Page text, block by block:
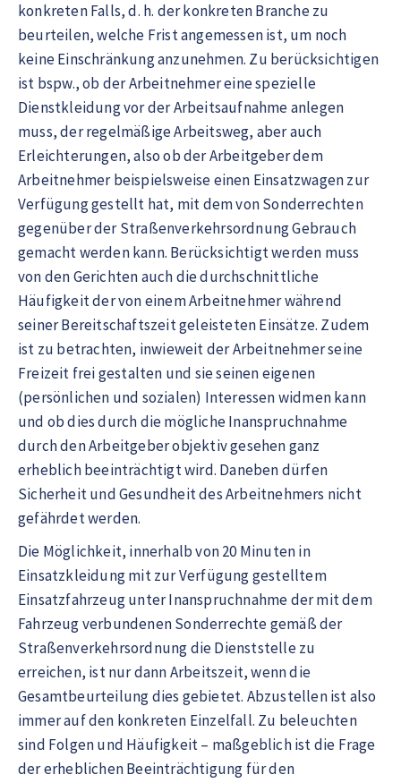
konkreten Falls, d. h. der konkreten Branche zu
beurteilen, welche Frist angemessen ist, um noch
keine Einschränkung anzunehmen. Zu berücksichtigen
ist bspw., ob der Arbeitnehmer eine spezielle
Dienstkleidung vor der Arbeitsaufnahme anlegen
muss, der regelmäßige Arbeitsweg, aber auch
Erleichterungen, also ob der Arbeitgeber dem
Arbeitnehmer beispielsweise einen Einsatzwagen zur
Verfügung gestellt hat, mit dem von Sonderrechten
gegenüber der Straßenverkehrsordnung Gebrauch
gemacht werden kann. Berücksichtigt werden muss
von den Gerichten auch die durchschnittliche
Häufigkeit der von einem Arbeitnehmer während
seiner Bereitschaftszeit geleisteten Einsätze. Zudem
ist zu betrachten, inwieweit der Arbeitnehmer seine
Freizeit frei gestalten und sie seinen eigenen
(persönlichen und sozialen) Interessen widmen kann
und ob dies durch die mögliche Inanspruchnahme
durch den Arbeitgeber objektiv gesehen ganz
erheblich beeinträchtigt wird. Daneben dürfen
Sicherheit und Gesundheit des Arbeitnehmers nicht
gefährdet werden.
Die Möglichkeit, innerhalb von 20 Minuten in
Einsatzkleidung mit zur Verfügung gestelltem
Einsatzfahrzeug unter Inanspruchnahme der mit dem
Fahrzeug verbundenen Sonderrechte gemäß der
Straßenverkehrsordnung die Dienststelle zu
erreichen, ist nur dann Arbeitszeit, wenn die
Gesamtbeurteilung dies gebietet. Abzustellen ist also
immer auf den konkreten Einzelfall. Zu beleuchten
sind Folgen und Häufigkeit – maßgeblich ist die Frage
der erheblichen Beeinträchtigung für den